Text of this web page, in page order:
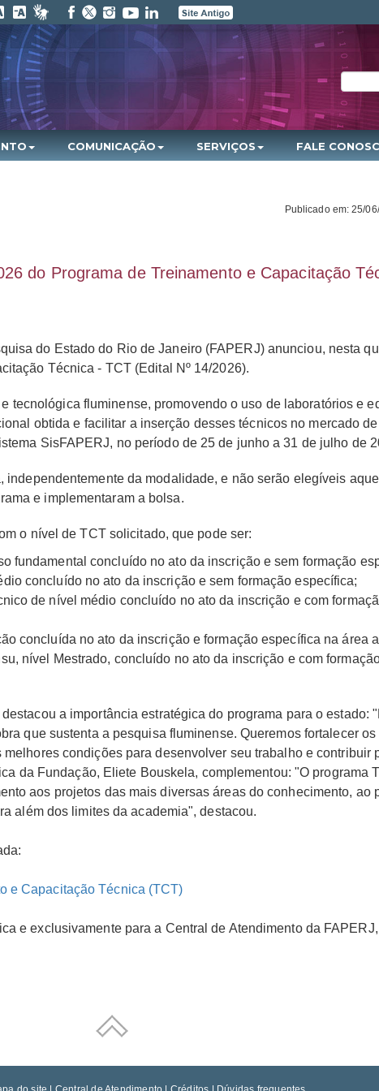
COMUNICAÇÃO SERVIÇOS FALE
Publicado em: 25/
do Programa de Treinamento e Capacitação
do Estado do Rio de Janeiro (FAPERJ) anunciou, nesta
Técnica - TCT (Edital Nº 14/2026).
tecnológica fluminense, promovendo o uso de laboratórios e
obtida e facilitar a inserção desses técnicos no mercado
SisFAPERJ, no período de 25 de junho a 31 de julho de
da modalidade, e não serão elegíveis
e implementaram a bolsa.
o nível de TCT solicitado, que pode ser:
fundamental concluído no ato da inscrição e sem formação
concluído no ato da inscrição e sem formação específica;
de nível médio concluído no ato da inscrição e com
concluída no ato da inscrição e formação específica na área
nível Mestrado, concluído no ato da inscrição e com
a importância estratégica do programa para o estado:
que sustenta a pesquisa fluminense. Queremos fortalecer
condições para desenvolver seu trabalho e contribuir
da Fundação, Eliete Bouskela, complementou: "O programa
aos projetos das mais diversas áreas do conhecimento, ao
além dos limites da academia", destacou.
e Capacitação Técnica (TCT)
e exclusivamente para a Central de Atendimento da